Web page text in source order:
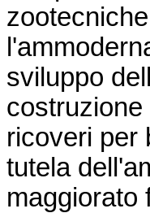
sviluppo
ricoveri per
tutela
maggiorato